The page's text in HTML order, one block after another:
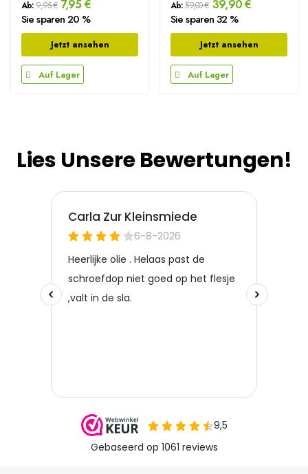
Ab: 9,95 € 7,95 €
Sie sparen 20 %
Jetzt ansehen
Auf Lager
Ab: 59,00 € 39,90 €
Sie sparen 32 %
Jetzt ansehen
Auf Lager
Lies Unsere Bewertungen!